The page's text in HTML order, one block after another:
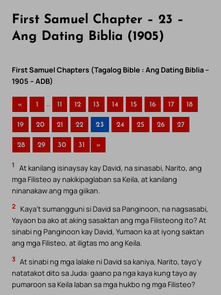
First Samuel Chapter – 23 –
Ang Dating Biblia (1905)
First Samuel Chapters (Tagalog Bible : Ang Dating Biblia –
1905 – ADB)
« 1 .. 11 12 13 14 15 16 17 18
19 20 21 22 23 24 25 26 27
28 29 30 31 »
1
At kanilang isinaysay kay David, na sinasabi, Narito, ang
mga Filisteo ay nakikipaglaban sa Keila, at kanilang
ninanakaw ang mga giikan.
2
Kaya’t sumangguni si David sa Panginoon, na nagsasabi,
Yayaon ba ako at aking sasaktan ang mga Filisteong ito? At
sinabi ng Panginoon kay David, Yumaon ka at iyong saktan
ang mga Filisteo, at iligtas mo ang Keila.
3 At sinabi ng mga lalake ni David sa kaniya, Narito, tayo’y
natatakot dito sa Juda: gaano pa nga kaya kung tayo ay
pumaroon sa Keila laban sa mga hukbo ng mga Filisteo?